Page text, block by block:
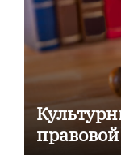
правовой